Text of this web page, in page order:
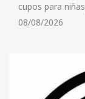
cupos para
08/08/2026